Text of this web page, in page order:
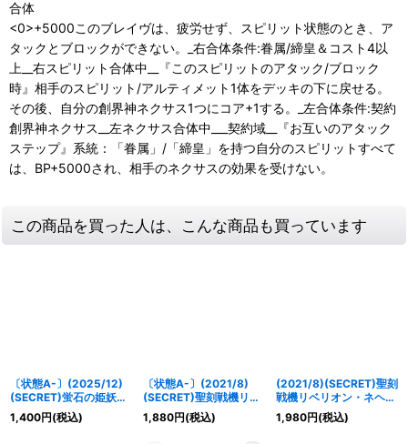
合体
<0>+5000このブレイヴは、疲労せず、スピリット状態のとき、ア
タックとブロックができない。_右合体条件:眷属/締皇＆コスト4以
上__右スピリット合体中__『このスピリットのアタック/ブロック
時』相手のスピリット/アルティメット1体をデッキの下に戻せる。
その後、自分の創界神ネクサス1つにコア+1する。_左合体条件:契約
創界神ネクサス__左ネクサス合体中___契約域__『お互いのアタック
ステップ』系統：「眷属」/「締皇」を持つ自分のスピリットすべて
は、BP+5000され、相手のネクサスの効果を受けない。
この商品を買った人は、こんな商品も買っています
〔状態A-〕(2025/12)
(SECRET)蛍石の姫妖精
フローラ【X-SEC】
{BS74-X07}《黄》
1,400円(税込)
〔状態A-〕(2021/8)
(SECRET)聖刻戦機リベ
リオン・ネヘジェト
(BSC38収録)【X-
1,880円(税込)
(2021/8)(SECRET)聖刻
戦機リベリオン・ネヘジ
ェト(BSC38収録)【X-
SEC】{BS48-X04}
1,980円(税込)